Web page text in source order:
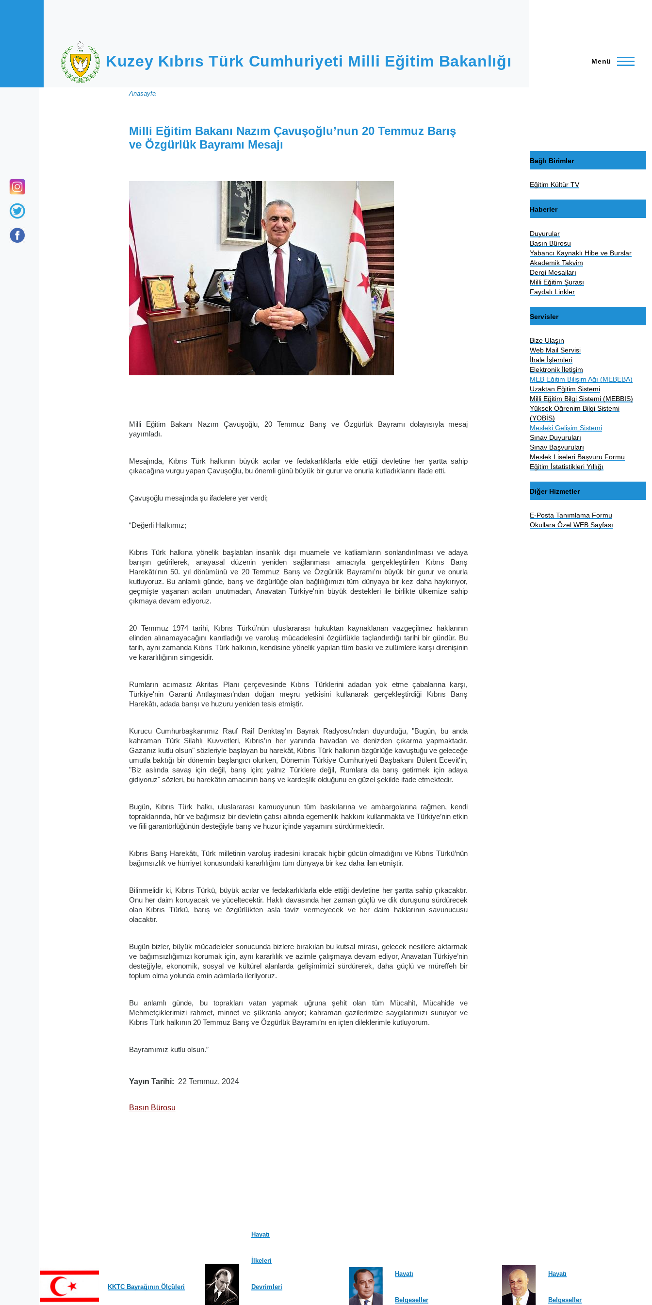
Kuzey Kıbrıs Türk Cumhuriyeti Milli Eğitim Bakanlığı Menü
Sayfa
yolu
Anasayfa
Milli Eğitim Bakanı Nazım Çavuşoğlu’nun 20 Temmuz Barış
ve Özgürlük Bayramı Mesajı
Milli Eğitim Bakanı Nazım Çavuşoğlu, 20 Temmuz Barış ve Özgürlük Bayramı dolayısıyla mesaj
yayımladı.
Mesajında, Kıbrıs Türk halkının büyük acılar ve fedakarlıklarla elde ettiği devletine her şartta sahip
çıkacağına vurgu yapan Çavuşoğlu, bu önemli günü büyük bir gurur ve onurla kutladıklarını ifade etti.
Çavuşoğlu mesajında şu ifadelere yer verdi;
“Değerli Halkımız;
Kıbrıs Türk halkına yönelik başlatılan insanlık dışı muamele ve katliamların sonlandırılması ve adaya
barışın getirilerek, anayasal düzenin yeniden sağlanması amacıyla gerçekleştirilen Kıbrıs Barış
Harekâtı'nın 50. yıl dönümünü ve 20 Temmuz Barış ve Özgürlük Bayramı'nı büyük bir gurur ve onurla
kutluyoruz. Bu anlamlı günde, barış ve özgürlüğe olan bağlılığımızı tüm dünyaya bir kez daha haykırıyor,
geçmişte yaşanan acıları unutmadan, Anavatan Türkiye'nin büyük destekleri ile birlikte ülkemize sahip
çıkmaya devam ediyoruz.
20 Temmuz 1974 tarihi, Kıbrıs Türkü’nün uluslararası hukuktan kaynaklanan vazgeçilmez haklarının
elinden alınamayacağını kanıtladığı ve varoluş mücadelesini özgürlükle taçlandırdığı tarihi bir gündür. Bu
tarih, aynı zamanda Kıbrıs Türk halkının, kendisine yönelik yapılan tüm baskı ve zulümlere karşı direnişinin
ve kararlılığının simgesidir.
Rumların acımasız Akritas Planı çerçevesinde Kıbrıs Türklerini adadan yok etme çabalarına karşı,
Türkiye'nin Garanti Antlaşması’ndan doğan meşru yetkisini kullanarak gerçekleştirdiği Kıbrıs Barış
Harekâtı, adada barışı ve huzuru yeniden tesis etmiştir.
Kurucu Cumhurbaşkanımız Rauf Raif Denktaş’ın Bayrak Radyosu’ndan duyurduğu, "Bugün, bu anda
kahraman Türk Silahlı Kuvvetleri, Kıbrıs’ın her yanında havadan ve denizden çıkarma yapmaktadır.
Gazanız kutlu olsun" sözleriyle başlayan bu harekât, Kıbrıs Türk halkının özgürlüğe kavuştuğu ve geleceğe
umutla baktığı bir dönemin başlangıcı olurken, Dönemin Türkiye Cumhuriyeti Başbakanı Bülent Ecevit'in,
"Biz aslında savaş için değil, barış için; yalnız Türklere değil, Rumlara da barış getirmek için adaya
gidiyoruz" sözleri, bu harekâtın amacının barış ve kardeşlik olduğunu en güzel şekilde ifade etmektedir.
Bugün, Kıbrıs Türk halkı, uluslararası kamuoyunun tüm baskılarına ve ambargolarına rağmen, kendi
topraklarında, hür ve bağımsız bir devletin çatısı altında egemenlik hakkını kullanmakta ve Türkiye’nin etkin
ve fiili garantörlüğünün desteğiyle barış ve huzur içinde yaşamını sürdürmektedir.
Kıbrıs Barış Harekâtı, Türk milletinin varoluş iradesini kıracak hiçbir gücün olmadığını ve Kıbrıs Türkü’nün
bağımsızlık ve hürriyet konusundaki kararlılığını tüm dünyaya bir kez daha ilan etmiştir.
Bilinmelidir ki, Kıbrıs Türkü, büyük acılar ve fedakarlıklarla elde ettiği devletine her şartta sahip çıkacaktır.
Onu her daim koruyacak ve yüceltecektir. Haklı davasında her zaman güçlü ve dik duruşunu sürdürecek
olan Kıbrıs Türkü, barış ve özgürlükten asla taviz vermeyecek ve her daim haklarının savunucusu
olacaktır.
Bugün bizler, büyük mücadeleler sonucunda bizlere bırakılan bu kutsal mirası, gelecek nesillere aktarmak
ve bağımsızlığımızı korumak için, aynı kararlılık ve azimle çalışmaya devam ediyor, Anavatan Türkiye’nin
desteğiyle, ekonomik, sosyal ve kültürel alanlarda gelişimimizi sürdürerek, daha güçlü ve müreffeh bir
toplum olma yolunda emin adımlarla ilerliyoruz.
Bu anlamlı günde, bu toprakları vatan yapmak uğruna şehit olan tüm Mücahit, Mücahide ve
Mehmetçiklerimizi rahmet, minnet ve şükranla anıyor; kahraman gazilerimize saygılarımızı sunuyor ve
Kıbrıs Türk halkının 20 Temmuz Barış ve Özgürlük Bayramı’nı en içten dileklerimle kutluyorum.
Bayramımız kutlu olsun.”
Yayın Tarihi 22 Temmuz, 2024
Basın Bürosu
Bağlı Birimler
Eğitim Kültür TV
Haberler
Duyurular
Basın Bürosu
Yabancı Kaynaklı Hibe ve Burslar
Akademik Takvim
Dergi Mesajları
Milli Eğitim Şurası
Faydalı Linkler
Servisler
Bize Ulaşın
Web Mail Servisi
İhale İşlemleri
Elektronik İletişim
MEB Eğitim Bilişim Ağı (MEBEBA)
Uzaktan Eğitim Sistemi
Milli Eğitim Bilgi Sistemi (MEBBIS)
Yüksek Öğrenim Bilgi Sistemi
(YOBİS)
Mesleki Gelişim Sistemi
Sınav Duyuruları
Sınav Başvuruları
Meslek Liseleri Başvuru Formu
Eğitim İstatistikleri Yıllığı
Diğer Hizmetler
E-Posta Tanımlama Formu
Okullara Özel WEB Sayfası
KKTC Bayrağının Ölçüleri
Hayatı
İlkeleri
Devrimleri
Hayatı
Belgeseller
Hayatı
Belgeseller